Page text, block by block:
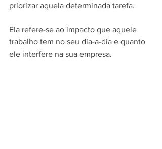
priorizar aquela determinada tarefa.
Ela refere-se ao impacto que aquele
trabalho tem no seu dia-a-dia e quanto
ele interfere na sua empresa.